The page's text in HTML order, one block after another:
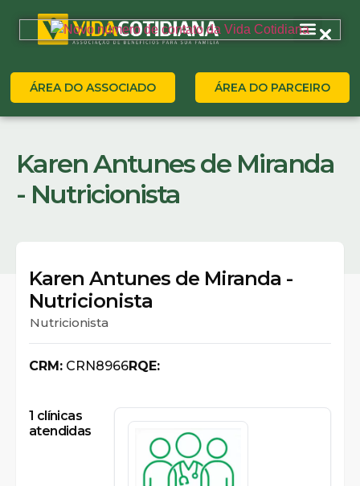
ÁREA DO ASSOCIADO ÁREA DO PARCEIRO
Karen Antunes de Miranda
- Nutricionista
Karen Antunes de Miranda -
Nutricionista
Nutricionista
CRM: CRN8966RQE:
1 clínicas
atendidas